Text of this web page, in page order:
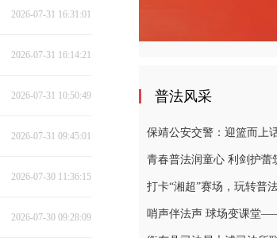
2026-07-31 16:31:01
2026-07-31 16:14:21
2026-07-31 10:50:49
2026-07-31 09:45:01
2026-07-30 11:36:15
2026-07-30 09:28:09
普法风采